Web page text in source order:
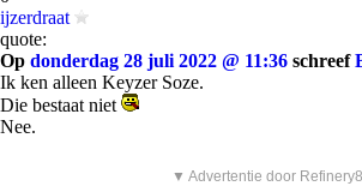
ijzerdraat
quote:
Op donderdag 28 juli 2022 @ 11:36 schreef
Ik ken alleen Keyzer Soze.
Die bestaat niet
Nee.
▼ Advertentie door